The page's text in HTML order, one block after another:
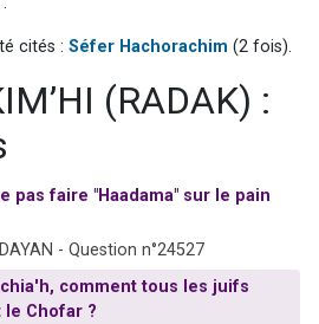
2 personnes viennent de nous rejoindre sur WhatsApp
vient de donner son Maasser
cités : Séfer Hachorachim (2 fois).
(RADAK) :
pas faire "Haadama" sur le pain
- Question n°24527
comment tous les juifs
Chofar ?